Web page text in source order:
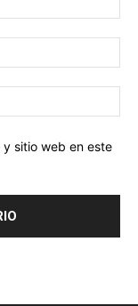
sitio web en este